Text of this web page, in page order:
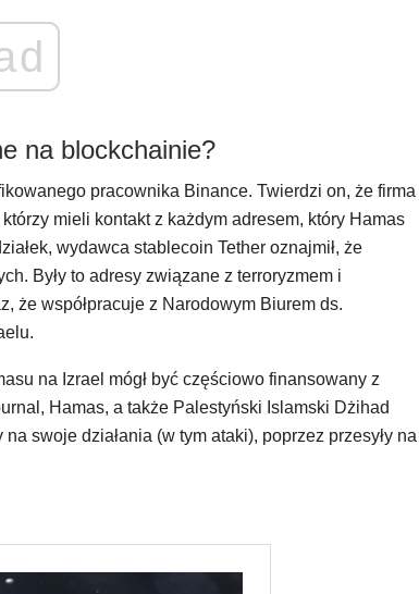
na blockchainie?
pracownika Binance. Twierdzi on, że firma
mieli kontakt z każdym adresem, który Hamas
wydawca stablecoin Tether oznajmił, że
Były to adresy związane z terroryzmem i
że współpracuje z Narodowym Biurem ds.
na Izrael mógł być częściowo finansowany z
Hamas, a także Palestyński Islamski Dżihad
swoje działania (w tym ataki), poprzez przesyły na